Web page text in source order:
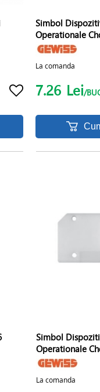
Simbol
Operationale
La comanda
7.26 Lei/
Simbol
Operationale
La comanda